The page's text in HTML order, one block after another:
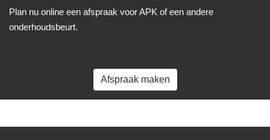
Plan nu online een afspraak voor APK of een andere
onderhoudsbeurt.
Afspraak maken